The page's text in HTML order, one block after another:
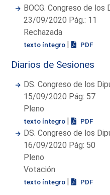
BOCG. Congreso de
23/09/2020 Pág.: 11
Rechazada
texto íntegro | PDF
Diarios de Sesiones
DS. Congreso de los
15/09/2020 Pág: 57
Pleno
texto íntegro | PDF
DS. Congreso de los
16/09/2020 Pág: 50
Pleno
Votación
texto íntegro | PDF